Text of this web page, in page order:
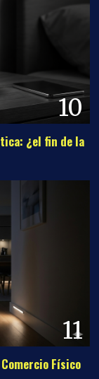
10
¿el fin de la
11
Físico